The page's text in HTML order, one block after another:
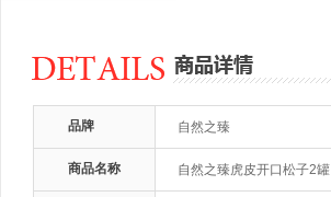
品牌 自然之臻
商品名称 自然之臻虎皮开口松子2罐